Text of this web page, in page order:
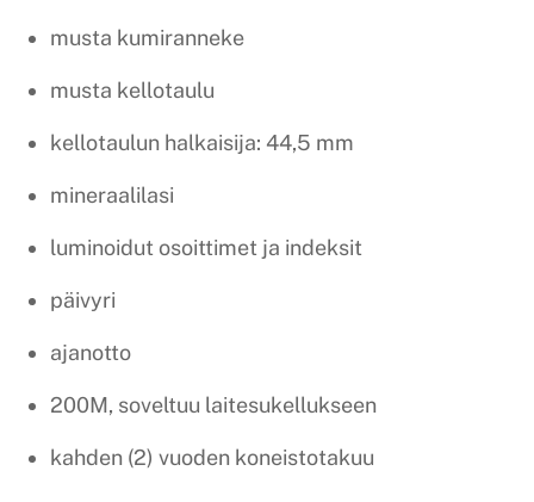
musta kumiranneke
musta kellotaulu
kellotaulun halkaisija: 44,5 mm
mineraalilasi
luminoidut osoittimet ja indeksit
päivyri
ajanotto
200M, soveltuu laitesukellukseen
kahden (2) vuoden koneistotakuu